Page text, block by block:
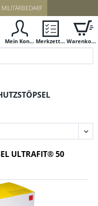
MILITÄRBEDARF
Mein Konto Merkzettel Warenkorb
ULTRAFIT® 50